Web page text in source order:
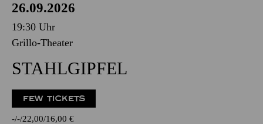
26.09.2026
19:30 Uhr
Grillo-Theater
STAHLGIPFEL
FEW TICKETS
- - 22,00 16,00 €